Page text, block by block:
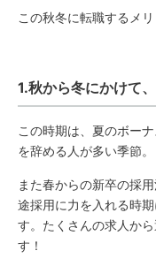
この秋冬に転職するメ
1.秋から冬にかけて
この時期は、夏のボー
を辞める人が多い季節。
また春からの新卒の採
途採用に力を入れる時
す。たくさんの求人か
す！